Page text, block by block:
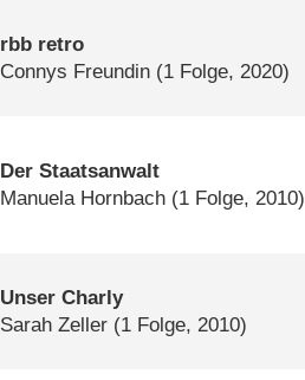
rbb retro
Connys Freundin (1 Folge, 2020)
Der Staatsanwalt
Manuela Hornbach (1 Folge, 2010)
Unser Charly
Sarah Zeller (1 Folge, 2010)